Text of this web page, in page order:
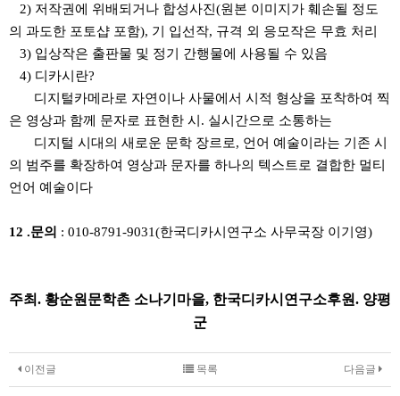
2) 저작권에 위배되거나 합성사진(원본 이미지가 훼손될 정도
의 과도한 포토샵 포함), 기 입선작, 규격 외 응모작은 무효 처리
3) 입상작은 출판물 및 정기 간행물에 사용될 수 있음
4) 디카시란?
디지털카메라로 자연이나 사물에서 시적 형상을 포착하여 찍
은 영상과 함께 문자로 표현한 시. 실시간으로 소통하는
디지털 시대의 새로운 문학 장르로, 언어 예술이라는 기존 시
의 범주를 확장하여 영상과 문자를 하나의 텍스트로 결합한 멀티
언어 예술이다
12 .문의 : 010-8791-9031(한국디카시연구소 사무국장 이기영)
주최. 황순원문학촌 소나기마을, 한국디카시연구소후원. 양평
군
이전글 다음글
목록